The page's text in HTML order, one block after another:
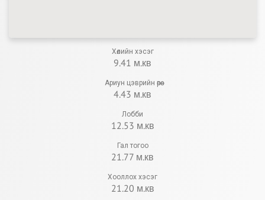
Хөлийн хэсэг
9.41 м.кв
Ариун цэврийн өрөө
4.43 м.кв
Лобби
12.53 м.кв
Гал тогоо
21.77 м.кв
Хооллох хэсэг
21.20 м.кв